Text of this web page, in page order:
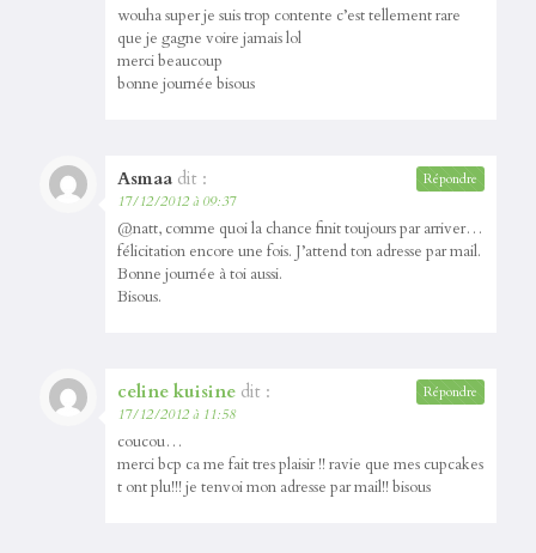
wouha super je suis trop contente c’est tellement rare
que je gagne voire jamais lol
merci beaucoup
bonne journée bisous
Asmaa dit :
17/12/2012 à 09:37
@natt, comme quoi la chance finit toujours par arriver…
félicitation encore une fois. J’attend ton adresse par mail.
Bonne journée à toi aussi.
Bisous.
Répondre
celine kuisine dit :
17/12/2012 à 11:58
coucou…
merci bcp ca me fait tres plaisir !! ravie que mes cupcakes
t ont plu!!! je tenvoi mon adresse par mail!! bisous
Répondre